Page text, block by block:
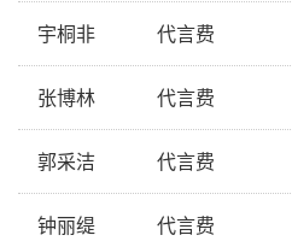
宇桐非 代言费
张博林 代言费
郭采洁 代言费
钟丽缇 代言费